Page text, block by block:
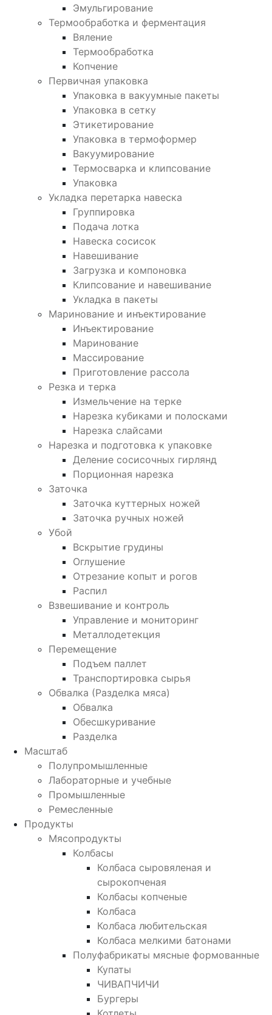
Эмульгирование
Термообработка и ферментация
Вяление
Термообработка
Копчение
Первичная упаковка
Упаковка в вакуумные пакеты
Упаковка в сетку
Этикетирование
Упаковка в термоформер
Вакуумирование
Термосварка и клипсование
Упаковка
Укладка перетарка навеска
Группировка
Подача лотка
Навеска сосисок
Навешивание
Загрузка и компоновка
Клипсование и навешивание
Укладка в пакеты
Маринование и инъектирование
Инъектирование
Маринование
Массирование
Приготовление рассола
Резка и терка
Измельчение на терке
Нарезка кубиками и полосками
Нарезка слайсами
Нарезка и подготовка к упаковке
Деление сосисочных гирлянд
Порционная нарезка
Заточка
Заточка куттерных ножей
Заточка ручных ножей
Убой
Вскрытие грудины
Оглушение
Отрезание копыт и рогов
Распил
Взвешивание и контроль
Управление и мониторинг
Металлодетекция
Перемещение
Подъем паллет
Транспортировка сырья
Обвалка (Разделка мяса)
Обвалка
Обесшкуривание
Разделка
Масштаб
Полупромышленные
Лабораторные и учебные
Промышленные
Ремесленные
Продукты
Мясопродукты
Колбасы
Колбаса сыровяленая и
сырокопченая
Колбасы копченые
Колбаса
Колбаса любительская
Колбаса мелкими батонами
Полуфабрикаты мясные формованные
Купаты
ЧИВАПЧИЧИ
Бургеры